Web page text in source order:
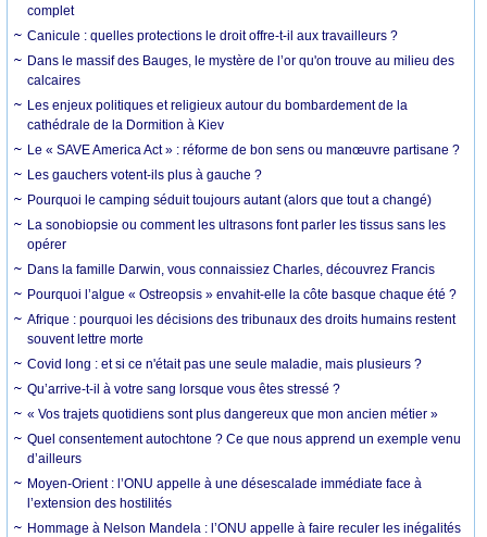
complet
Canicule : quelles protections le droit offre-t-il aux travailleurs ?
Dans le massif des Bauges, le mystère de l’or qu'on trouve au milieu des
calcaires
Les enjeux politiques et religieux autour du bombardement de la
cathédrale de la Dormition à Kiev
Le « SAVE America Act » : réforme de bon sens ou manœuvre partisane ?
Les gauchers votent-ils plus à gauche ?
Pourquoi le camping séduit toujours autant (alors que tout a changé)
La sonobiopsie ou comment les ultrasons font parler les tissus sans les
opérer
Dans la famille Darwin, vous connaissiez Charles, découvrez Francis
Pourquoi l’algue « Ostreopsis » envahit-elle la côte basque chaque été ?
Afrique : pourquoi les décisions des tribunaux des droits humains restent
souvent lettre morte
Covid long : et si ce n'était pas une seule maladie, mais plusieurs ?
Qu’arrive-t-il à votre sang lorsque vous êtes stressé ?
« Vos trajets quotidiens sont plus dangereux que mon ancien métier »
Quel consentement autochtone ? Ce que nous apprend un exemple venu
d’ailleurs
Moyen-Orient : l’ONU appelle à une désescalade immédiate face à
l’extension des hostilités
Hommage à Nelson Mandela : l’ONU appelle à faire reculer les inégalités